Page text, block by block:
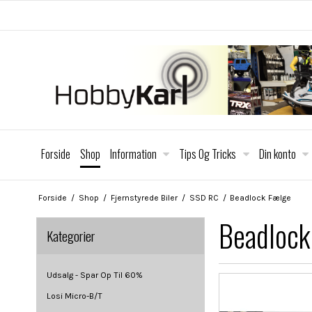
Forside Shop Information Tips Og Tricks Din konto
Forside / Shop / Fjernstyrede Biler / SSD RC / Beadlock Fælge
Kategorier
Udsalg - Spar Op Til 60%
Losi Micro-B/T